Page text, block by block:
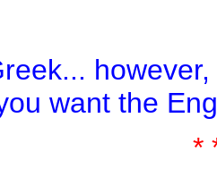
want the
*